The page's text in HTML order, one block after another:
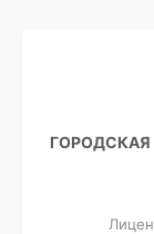
ГОРОДСКАЯ